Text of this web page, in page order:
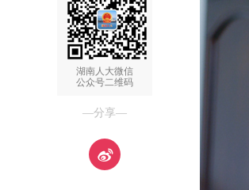
湖南人大微信
公众号二维码
—分享—